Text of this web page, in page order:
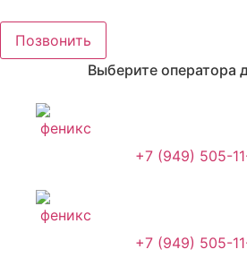
содержимому
Позвонить
Выберите оператора
+7 (949) 505-
+7 (949) 505-